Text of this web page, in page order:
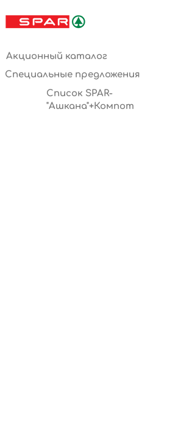
Акционный каталог
Специальные предложения
Список SPAR-
"Ашкана"+Компот